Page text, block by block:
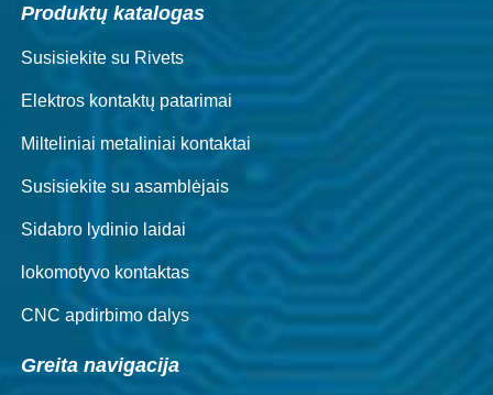
Produktų katalogas
Susisiekite su Rivets
Elektros kontaktų patarimai
Milteliniai metaliniai kontaktai
Susisiekite su asamblėjais
Sidabro lydinio laidai
lokomotyvo kontaktas
CNC apdirbimo dalys
Greita navigacija